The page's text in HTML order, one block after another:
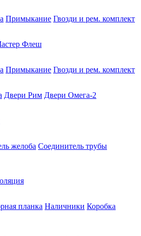
Примыкание Гвозди и рем. комплект
Флеш
Примыкание Гвозди и рем. комплект
Двери Рим Двери Омега-2
желоба Соединитель трубы
планка Наличники Коробка